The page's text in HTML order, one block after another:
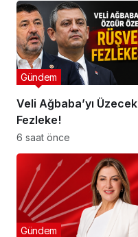
Veli Ağbaba’yı Üzecek
Fezleke!
Gündem
6 saat önce
Gündem